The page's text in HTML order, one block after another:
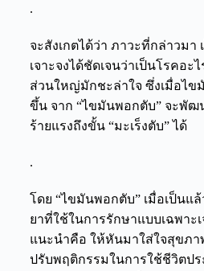
.
จะสังเกตได้ว่า ภาวะที่กล่าวมา
เจาะจงได้ชัดเจนว่าเป็นโรคอะ
ส่วนใหญ่มักชะล่าใจ ซึ่งเมื่อไข
ขึ้น จาก “ไขมันพอกตับ” จะพัฒ
ร้ายแรงถึงขั้น “มะเร็งตับ” ได้
.
โดย “ไขมันพอกตับ” เมื่อเป็นแ
ยาที่ใช้ในการรักษาแบบเฉพาะ
แนะนำคือ ให้หันมาใส่ใจสุขภ
ปรับพฤติกรรมในการใช้ชีวิตปร